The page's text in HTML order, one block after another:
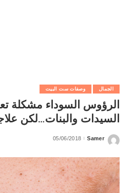
الجمال وصفات ست البيت
الرؤوس السوداء مشكلة
السيدات والبنات…لكن
Posted
Samer
05/06/2018